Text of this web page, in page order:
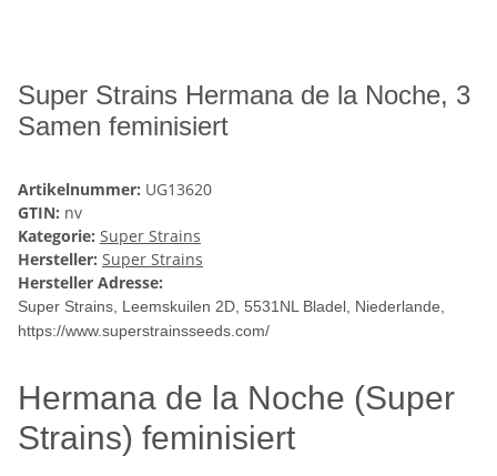
Super Strains Hermana de la Noche, 3
Samen feminisiert
Artikelnummer: UG13620
GTIN: nv
Kategorie: Super Strains
Hersteller: Super Strains
Hersteller Adresse:
Super Strains, Leemskuilen 2D, 5531NL Bladel, Niederlande,
https://www.superstrainsseeds.com/
Hermana de la Noche (Super
Strains) feminisiert